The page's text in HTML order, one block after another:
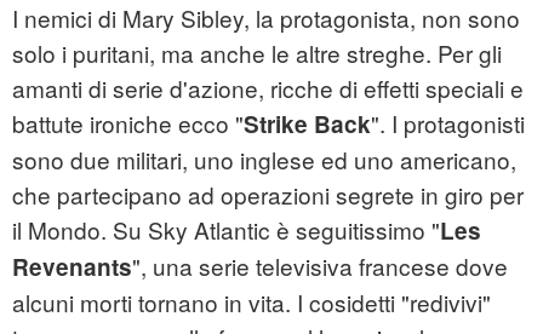
I nemici di Mary Sibley, la protagonista, non sono
solo i puritani, ma anche le altre streghe. Per gli
amanti di serie d'azione, ricche di effetti speciali e
battute ironiche ecco "Strike Back". I protagonisti
sono due militari, uno inglese ed uno americano,
che partecipano ad operazioni segrete in giro per
il Mondo. Su Sky Atlantic è seguitissimo "Les
Revenants", una serie televisiva francese dove
alcuni morti tornano in vita. I cosidetti "redivivi"